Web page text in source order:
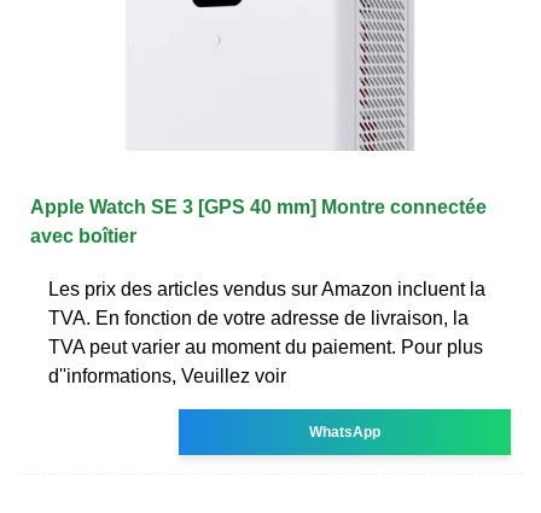
Apple Watch SE 3 [GPS 40 mm] Montre connectée
avec boîtier
Les prix des articles vendus sur Amazon incluent la
TVA. En fonction de votre adresse de livraison, la
TVA peut varier au moment du paiement. Pour plus
d''informations, Veuillez voir
WhatsApp